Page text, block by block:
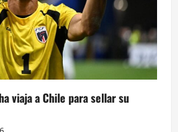
viaja a Chile para sellar su